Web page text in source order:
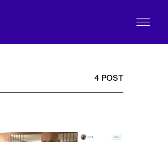
4 POST